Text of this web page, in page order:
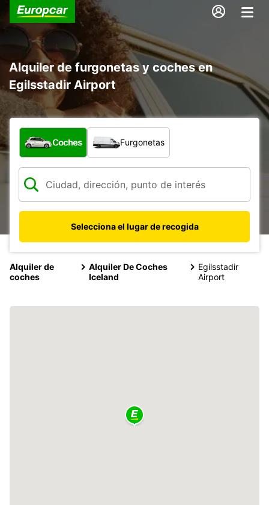
Alquiler de furgonetas y coches en
Egilsstadir Airport
¿Qué tipo de vehículo?
Coches Furgonetas
Selecciona el lugar de recogida
Alquiler de
coches
Alquiler De Coches
Iceland
Egilsstadir
Airport